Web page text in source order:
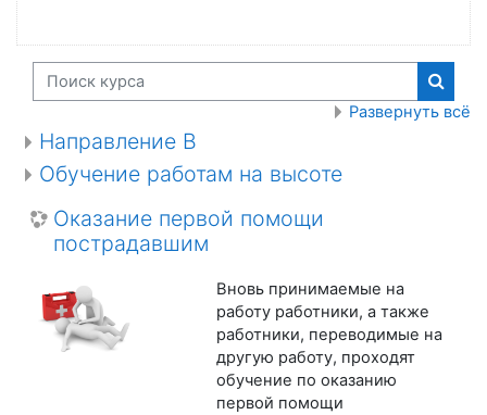
Поиск курса
Поиск
Развернуть всё
Направление В
Обучение работам на высоте
Оказание первой помощи
пострадавшим
Вновь принимаемые на
работу работники, а также
работники, переводимые на
другую работу, проходят
обучение по оказанию
первой помощи